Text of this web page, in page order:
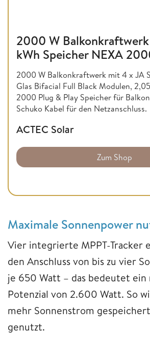
2000 W
kWh Speicher NEXA
2000 W Balkonkraftwerk mit 4 x JA
Glas Bifacial Full Black Modulen,
2000 Plug & Play Speicher für
Schuko Kabel für den Netzanschluss.
ACTEC Solar
Zum Shop
Maximale Sonnenpower
Vier integrierte MPPT-Tracker
den Anschluss von bis zu vier
je 650 Watt – das bedeutet ein
Potenzial von 2.600 Watt. So
mehr Sonnenstrom
genutzt.